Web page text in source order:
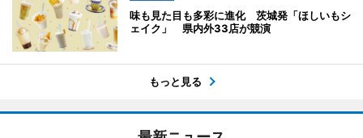
味も見た目も多彩に進化 茨城発「ほしいもシ
ェイク」 県内外33店が競演
もっと見る